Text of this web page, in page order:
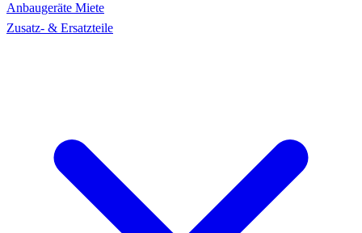
Anbaugeräte Miete
Zusatz- & Ersatzteile